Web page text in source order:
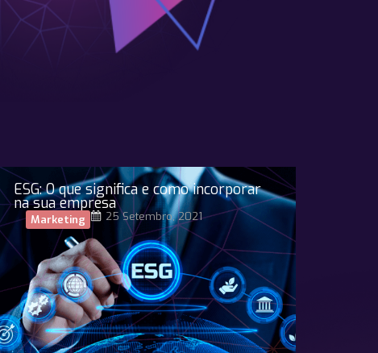
ESG: O que significa e como incorporar
na sua empresa
Marketing 25 Setembro, 2021